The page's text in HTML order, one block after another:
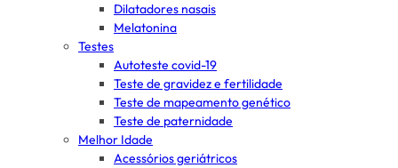
Dilatadores nasais
Melatonina
Testes
Autoteste covid-19
Teste de gravidez e fertilidade
Teste de mapeamento genético
Teste de paternidade
Melhor Idade
Acessórios geriátricos